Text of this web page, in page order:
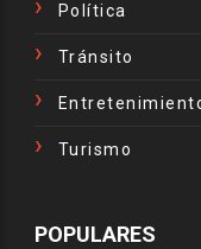
Política
Tránsito
Turismo
POPULARES